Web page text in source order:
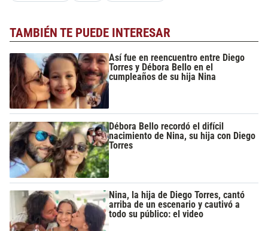
TAMBIÉN TE PUEDE INTERESAR
Así fue en reencuentro entre Diego
Torres y Débora Bello en el
cumpleaños de su hija Nina
Débora Bello recordó el difícil
nacimiento de Nina, su hija con Diego
Torres
Nina, la hija de Diego Torres, cantó
arriba de un escenario y cautivó a
todo su público: el video